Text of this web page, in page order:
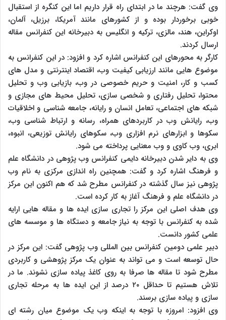
وی گفت: هرچند ما در ابتدای راه قرار داریم اما این کنگره از استقبال
خوبی برخوردار بوده و از کشورهای مانند آمریکا، برزیل، آلمان،
اوکراین، هند، مالزی، ترکیه و انگلیس به دبیرخانه این کنفرانس مقاله
ارسال کردند.
کارگر به محورهای این کنفرانس اشاره کرد و افزود: در این کنفرانس به
موضوع هایی مانند ارزیابی کیفیت وب، اقتصاد اینترنتی و مدل های
کسب و کار، امنیت و حریم خصوصی در وب، بازیابی وب و تحلیل
محتوا، تحلیل رفتاری و شخصی سازی، تحلیل محیط های مجازی و
شبکه های اجتماعی، تعامل انسان و رایانه، جامعه شناسی و اخلاقیات
وب، رایانش وب در کاربردهای همراه، رسانه و ارتباط شناسی وب،
سکوها و ابزارهای نرم افزاری وب، سکوهای رایانش توزیعی، انبوه،
ابری، وب کاوی و وب معنایی پرداخته می شود.
وی به دایر شدن دبیرخانه دایمی کنفرانس وب پژوهی در دانشگاه علم
و فرهنگ اشاره کرد و گفت: همچنین راه اندازی مرکزی به نام وب
پژوهی نیز سال گذشته در کنفرانس مطرح شد که هم اکنون این مرکز
در دانشگاه علم و فرهنگ آغاز به کار کرده است.
وی هدف اصلی این مرکز را تجاری سازی ایده ها و مقاله هایی ارایه
شده به کنفرانس با توجه به نیاز جامعه و دستگاه ها و موسسه های
علمی کشور دانست.
دبیر علمی دومین کنفرانس بین المللی وب پژوهی گفت: این مرکز در
حال توسعه است و می تواند به عنوان یک مرکز پژوهشی و کاربردی
مطرح شود تا مقاله ها صرفا به روی کاغذ پیاده سازی نشوند. ما در
تلاش هستیم تا حداقل ۲۰ درصد از این ایده ها به مرحله تجاری
سازی و پیاده سازی برسند.
وی افزود: امروزه با توجه به اینکه وب یک موضوع میان رشته ای